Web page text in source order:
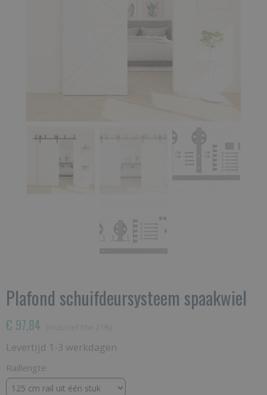
Plafond schuifdeursysteem spaakwiel
€ 97,84
Levertijd 1-3 werkdagen
Raillengte